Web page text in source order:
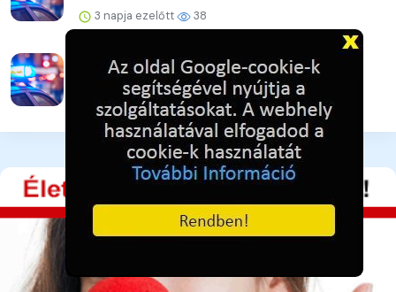
3 napja ezelőtt 38
A lakat nem állta útját
3 napja ezelőtt 40